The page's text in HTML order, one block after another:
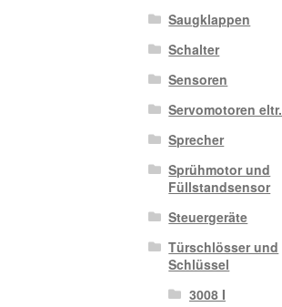
Saugklappen
Schalter
Sensoren
Servomotoren eltr.
Sprecher
Sprühmotor und
Füllstandsensor
Steuergeräte
Türschlösser und
Schlüssel
3008 I